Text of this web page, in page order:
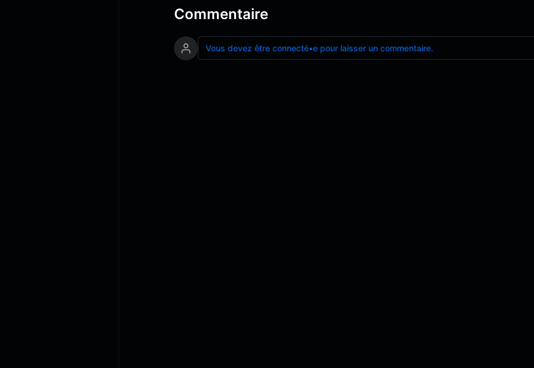
Commentaire
Vous devez être connecté•e pour laisser un commentaire.